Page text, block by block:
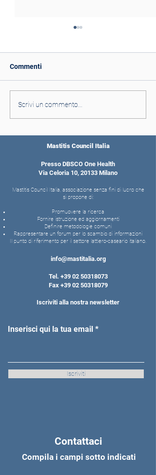
L'anno 2025 in USA
Commenti
Scrivi un commento...
Mastitis Council Italia
Presso DBSCO One Health
Via Celoria 10, 20133 Milano
Mastitis Council Italia, associazione senza fini di lucro che
si propone di:
Promuovere la ricerca
Fornire istruzione ed aggiornamenti
Definire metodologie comuni
Rappresentare un forum per lo scambio di informazioni
Il punto di riferimento per il settore lattiero-caseario italiano.
info@mastitalia.org
Tel. +39 02 50318073
Fax +39 02 50318079
Iscriviti alla nostra newsletter
Inserisci qui la tua email
Iscriviti
Contattaci
Compila i campi sotto indicati